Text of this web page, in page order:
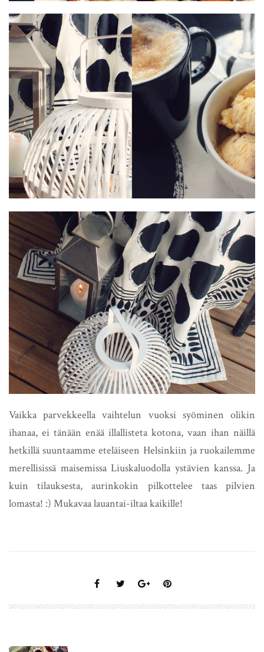
Vaikka parvekkeella vaihtelun vuoksi syöminen olikin
ihanaa, ei tänään enää illallisteta kotona, vaan ihan näillä
hetkillä suuntaamme eteläiseen Helsinkiin ja ruokailemme
merellisissä maisemissa Liuskaluodolla ystävien kanssa. Ja
kuin tilauksesta, aurinkokin pilkottelee taas pilvien
lomasta! :) Mukavaa lauantai-iltaa kaikille!